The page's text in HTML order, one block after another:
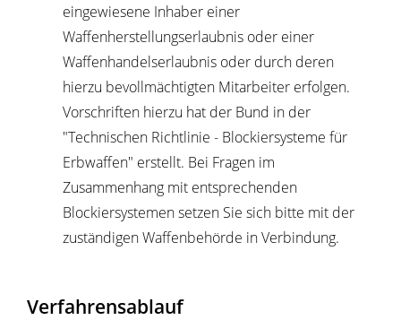
eingewiesene Inhaber einer
Waffenherstellungserlaubnis oder einer
Waffenhandelserlaubnis oder durch deren
hierzu bevollmächtigten Mitarbeiter erfolgen.
Vorschriften hierzu hat der Bund in der
"Technischen Richtlinie - Blockiersysteme für
Erbwaffen" erstellt. Bei Fragen im
Zusammenhang mit entsprechenden
Blockiersystemen setzen Sie sich bitte mit der
zuständigen Waffenbehörde in Verbindung.
Verfahrensablauf